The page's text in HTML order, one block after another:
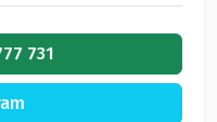
731